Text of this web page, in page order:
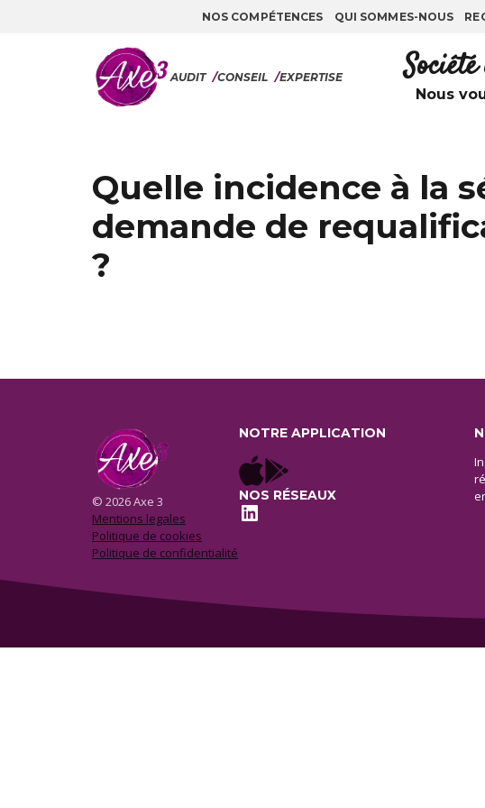
NOS COMPÉTENCES QUI SOMMES-NOUS
AUDIT /CONSEIL /EXPERTISE
Nous
Quelle incidence à la
demande de
?
© 2026 Axe 3
Mentions legales
Politique de cookies
Politique de confidentialité
NOTRE APPLICATION
NOS RÉSEAUX
LinkedIn